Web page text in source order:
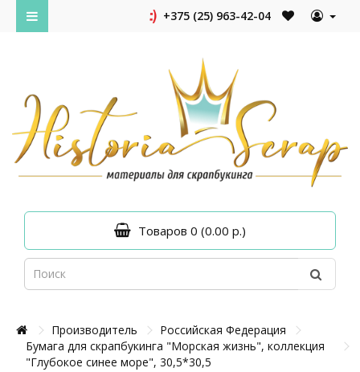
+375 (25) 963-42-04
Товаров 0 (0.00 р.)
Производитель
Российская Федерация
Бумага для скрапбукинга "Морская жизнь", коллекция
"Глубокое синее море", 30,5*30,5